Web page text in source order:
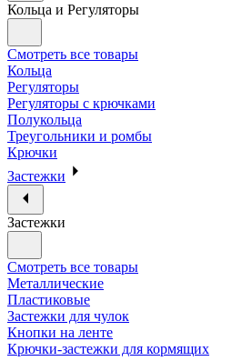
Кольца и Регуляторы
Смотреть все товары
Кольца
Регуляторы
Регуляторы с крючками
Полукольца
Треугольники и ромбы
Крючки
Застежки
Застежки
Смотреть все товары
Металлические
Пластиковые
Застежки для чулок
Кнопки на ленте
Крючки-застежки для кормящих